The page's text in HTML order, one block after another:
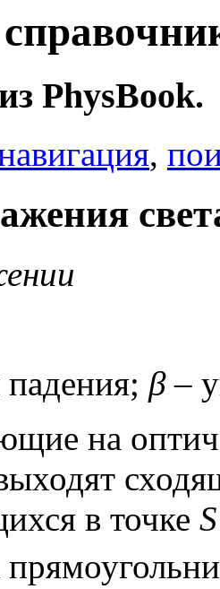
PhysBook.
,
β–
на
в точке S